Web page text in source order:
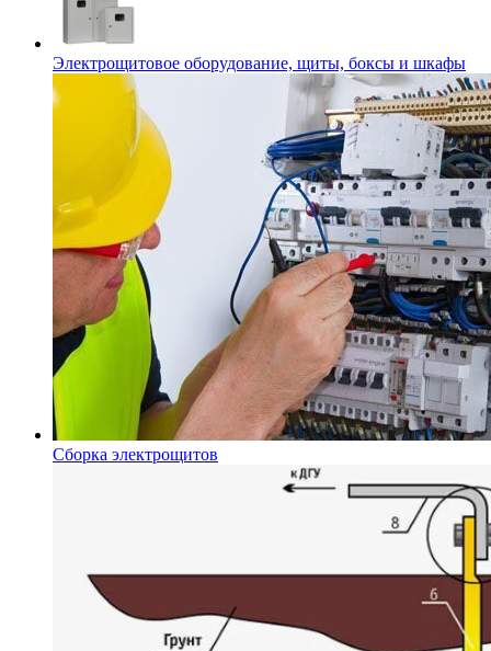
Электрощитовое оборудование, щиты, боксы и шкафы
Сборка электрощитов